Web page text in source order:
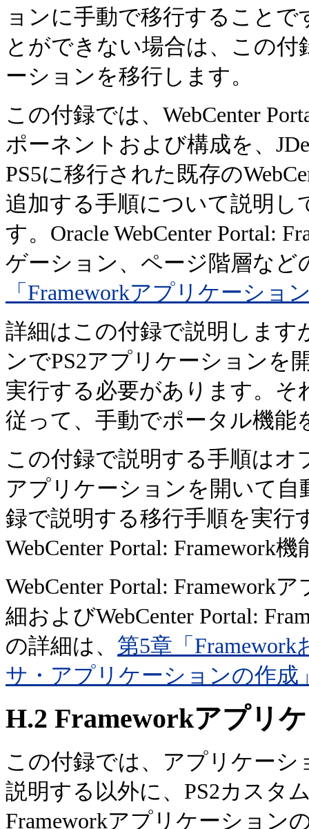
ョンに手動で移行すること
とができない場合は、この
ーションを移行します。
この付録では、WebCenter
ポーネントおよび構成を、
PS5に移行された既存の
追加する手順について説明
す。Oracle WebCenter Portal:
ゲーション、ページ階層な
「Frameworkアプリケーショ
詳細はこの付録で説明します
ンでPS2アプリケーションを
実行する必要があります。
従って、手動でポータル機
この付録で説明する手順はオ
アプリケーションを開いて
録で説明する移行手順を実行
WebCenter Portal: Framework
WebCenter Portal: Framework
細およびWebCenter Portal:
の詳細は、 第5章「
サ・アプリケーションの作成
H.2 Frameworkアプリ
この付録では、アプリケー
説明する以外に、PS2カスタ
Frameworkアプリケーション